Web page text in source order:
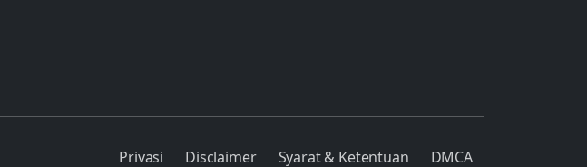
Privasi Disclaimer Syarat & Ketentuan DMCA